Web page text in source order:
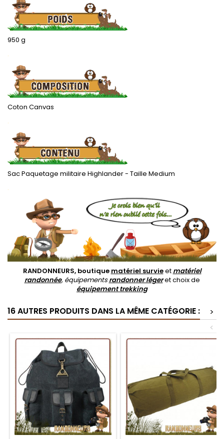
950 g
.
Coton Canvas
.
Sac Paquetage militaire Highlander - Taille Medium
.
RANDONNEURS, boutique matériel survieet matériel
randonnée, équipementsrandonner légeret choix de
équipement trekking
16 AUTRES PRODUITS DANS LA MÊME CATÉGORIE :
>
<